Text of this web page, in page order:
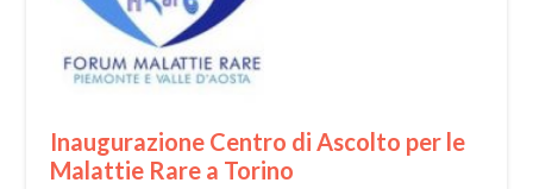
Inaugurazione Centro di Ascolto per le
Malattie Rare a Torino